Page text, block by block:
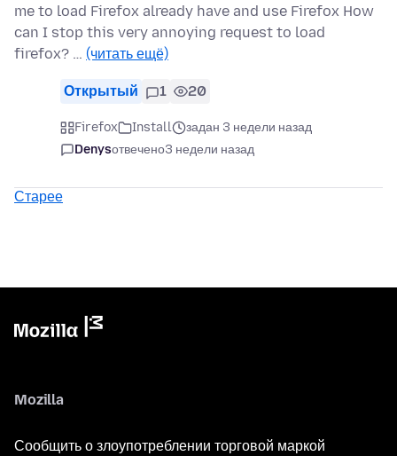
me to load Firefox already have and use Firefox How
can I stop this very annoying request to load
firefox? … (читать ещё)
Открытый 1 20
Firefox Install
задан 3 недели назад
Denysотвечено3 недели назад
Старее
Mozilla
Сообщить о злоупотреблении торговой маркой